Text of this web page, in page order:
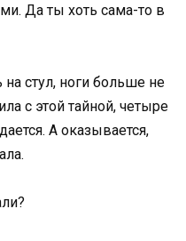
Да ты хоть сама-то в
стул, ноги больше не
с этой тайной, четыре
А оказывается,